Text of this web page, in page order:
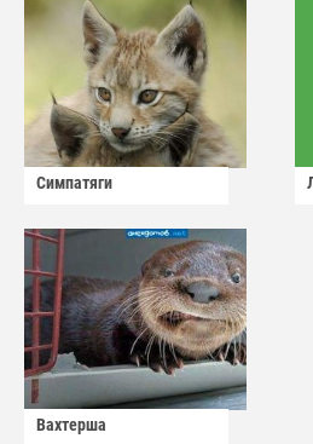
Симпатяги
Вахтерша